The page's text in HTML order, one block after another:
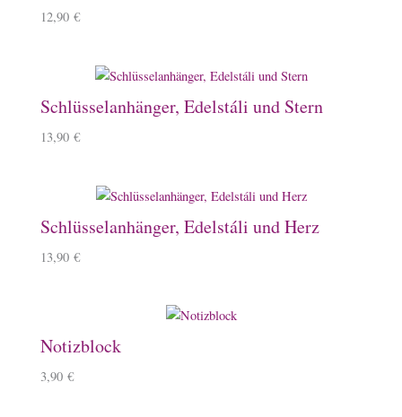
12,90 €
Schlüsselanhänger, Edelstáli und Stern
13,90 €
Schlüsselanhänger, Edelstáli und Herz
13,90 €
Notizblock
3,90 €